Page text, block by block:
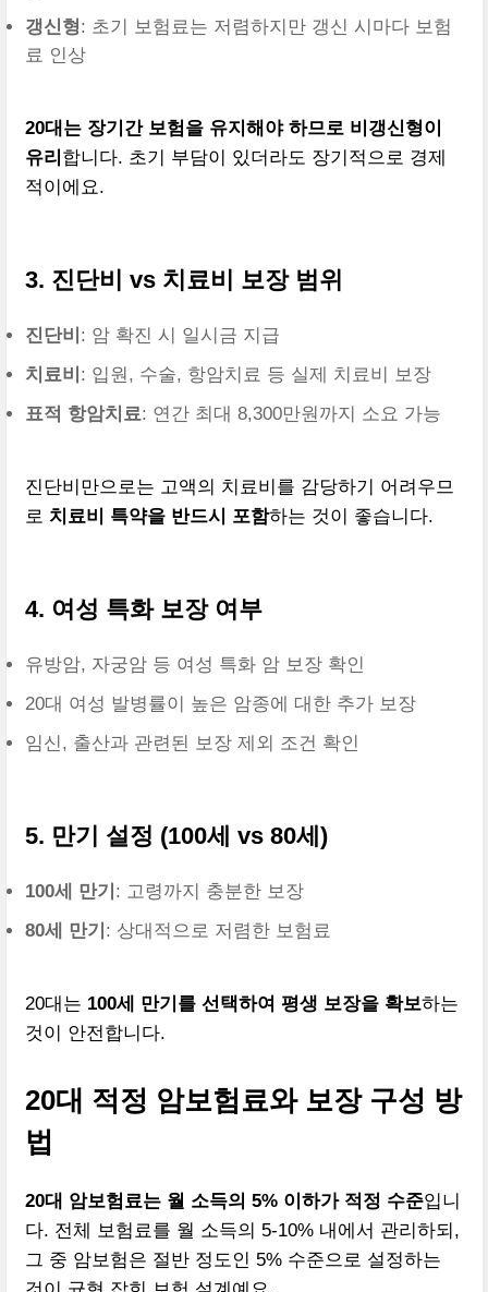
갱신형: 초기 보험료는 저렴하지만 갱신 시마다 보험
료 인상
20대는 장기간 보험을 유지해야 하므로 비갱신형이
유리 합니다. 초기 부담이 있더라도 장기적으로 경제
적이에요.
3. 진단비 vs 치료비 보장 범위
진단비 : 암 확진 시 일시금 지급
치료비 : 입원, 수술, 항암치료 등 실제 치료비 보장
표적 항암치료: 연간 최대 8,300만원까지 소요 가능
진단비만으로는 고액의 치료비를 감당하기 어려우므
로 치료비 특약을 반드시 포함하는 것이 좋습니다.
4. 여성 특화 보장 여부
유방암, 자궁암 등 여성 특화 암 보장 확인
20대 여성 발병률이 높은 암종에 대한 추가 보장
임신, 출산과 관련된 보장 제외 조건 확인
5. 만기 설정 (100세 vs 80세)
100세 만기 : 고령까지 충분한 보장
80세 만기 : 상대적으로 저렴한 보험료
20대는 100세 만기를 선택하여 평생 보장을 확보하는
것이 안전합니다.
20대 적정 암보험료와 보장 구성 방
법
20대 암보험료는 월 소득의 5% 이하가 적정 수준입니
다. 전체 보험료를 월 소득의 5-10% 내에서 관리하되,
그 중 암보험은 절반 정도인 5% 수준으로 설정하는